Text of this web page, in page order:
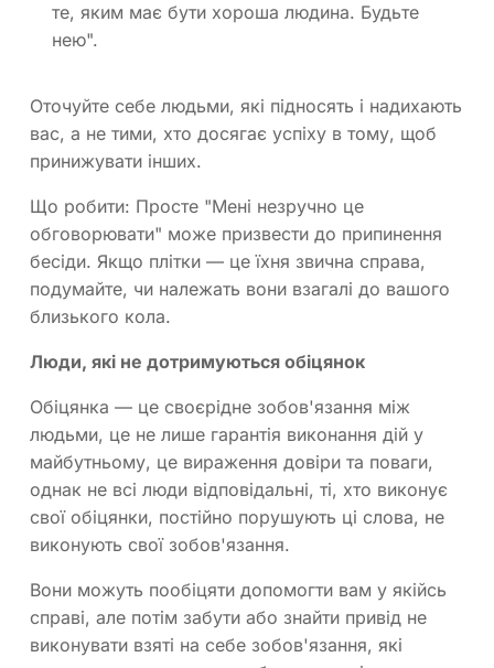
те, яким має бути хороша людина. Будьте
нею".
Оточуйте себе людьми, які підносять і надихають
вас, а не тими, хто досягає успіху в тому, щоб
принижувати інших.
Що робити: Просте "Мені незручно це
обговорювати" може призвести до припинення
бесіди. Якщо плітки — це їхня звична справа,
подумайте, чи належать вони взагалі до вашого
близького кола.
Люди, які не дотримуються обіцянок
Обіцянка — це своєрідне зобов'язання між
людьми, це не лише гарантія виконання дій у
майбутньому, це вираження довіри та поваги,
однак не всі люди відповідальні, ті, хто виконує
свої обіцянки, постійно порушують ці слова, не
виконують свої зобов'язання.
Вони можуть пообіцяти допомогти вам у якійсь
справі, але потім забути або знайти привід не
виконувати взяті на себе зобов'язання, які